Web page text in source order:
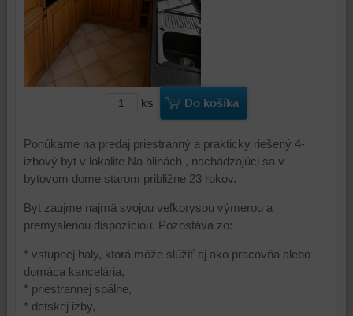
ks Do košíka
Ponúkame na predaj priestranný a prakticky riešený 4-
izbový byt v lokalite Na hlinách , nachádzajúci sa v
bytovom dome starom približne 23 rokov.
Byt zaujme najmä svojou veľkorysou výmerou a
premyslenou dispozíciou. Pozostáva zo:
* vstupnej haly, ktorá môže slúžiť aj ako pracovňa alebo
domáca kancelária,
* priestrannej spálne,
* detskej izby,